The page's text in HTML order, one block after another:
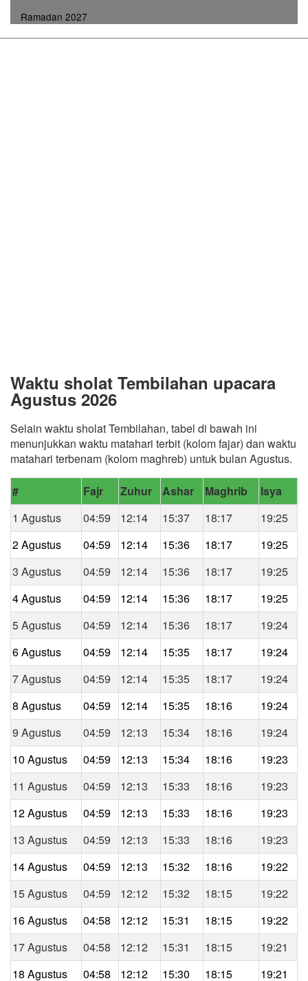
Ramadan 2027
Waktu sholat Tembilahan upacara
Agustus 2026
Selain waktu sholat Tembilahan, tabel di bawah ini
menunjukkan waktu matahari terbit (kolom fajar) dan waktu
matahari terbenam (kolom maghreb) untuk bulan Agustus.
# Fajr Zuhur Ashar Maghrib
Isya
1 Agustus
04:59 12:14 15:37 18:17
19:25
2 Agustus
04:59 12:14 15:36 18:17
19:25
3 Agustus
04:59 12:14 15:36 18:17
19:25
4 Agustus
04:59 12:14 15:36 18:17
19:25
5 Agustus
04:59 12:14 15:36 18:17
19:24
6 Agustus
04:59 12:14 15:35 18:17
19:24
7 Agustus
04:59 12:14 15:35 18:17
19:24
8 Agustus
04:59 12:14 15:35 18:16
19:24
9 Agustus
04:59 12:13 15:34 18:16
19:24
10 Agustus
04:59 12:13 15:34 18:16
19:23
11 Agustus
04:59 12:13 15:33 18:16
19:23
12 Agustus
04:59 12:13 15:33 18:16
19:23
13 Agustus
04:59 12:13 15:33 18:16
19:23
14 Agustus
04:59 12:13 15:32 18:16
19:22
15 Agustus
04:59 12:12 15:32 18:15
19:22
16 Agustus
04:58 12:12 15:31 18:15
19:22
17 Agustus
04:58 12:12 15:31 18:15
19:21
18 Agustus
04:58 12:12 15:30 18:15 19:21